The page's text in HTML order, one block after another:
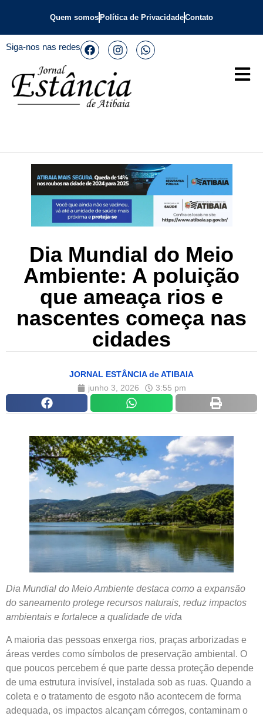
Quem somos Política de PrivacidadeContato
Siga-nos nas redes
Dia Mundial do Meio
Ambiente: A poluição
que ameaça rios e
nascentes começa nas
cidades
JORNAL ESTÂNCIA de ATIBAIA
junho 3, 2026
3:55 pm
Dia Mundial do Meio Ambiente destaca como a expansão
do saneamento protege recursos naturais, reduz impactos
ambientais e fortalece a qualidade de vida
A maioria das pessoas enxerga rios, praças arborizadas e
áreas verdes como símbolos de preservação ambiental. O
que poucos percebem é que parte dessa proteção depende
de uma estrutura invisível, instalada sob as ruas. Quando a
coleta e o tratamento de esgoto não acontecem de forma
adequada, os impactos alcançam córregos, contaminam o